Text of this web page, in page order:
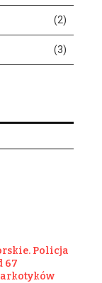
(2)
(3)
Policja
67